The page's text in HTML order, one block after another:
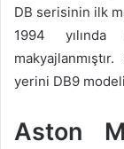
DB serisinin ilk
1994 yılında
yerini DB9
Aston